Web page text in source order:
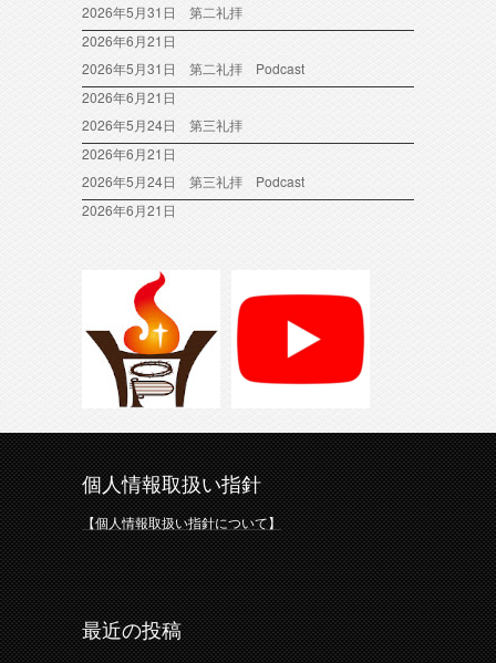
2026年5月31日 第二礼拝
2026年6月21日
2026年5月31日 第二礼拝 Podcast
2026年6月21日
2026年5月24日 第三礼拝
2026年6月21日
2026年5月24日 第三礼拝 Podcast
2026年6月21日
個人情報取扱い指針
【個人情報取扱い指針について】
最近の投稿